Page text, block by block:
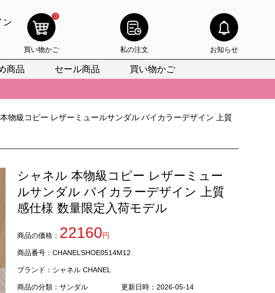
ン
0
買い物かご 私の注文 お知らせ
商品 セール商品 買い物かご
安心してお選びいただけます。
利用いただけます。
質な仕上がりをお見逃しなく。
心してお選びいただけます。
質な仕上がりをお見逃しなく。
物級コピー レザーミュールサンダル バイカラーデザイン 上質
シャネル 本物級コピー レザーミュー
ルサンダル バイカラーデザイン 上質
感仕様 数量限定入荷モデル
商品の価格： 22160円
商品番号：CHANELSHOE0514M12
ブランド： シャネル CHANEL
商品の分類： サンダル
更新日時：2026-05-14